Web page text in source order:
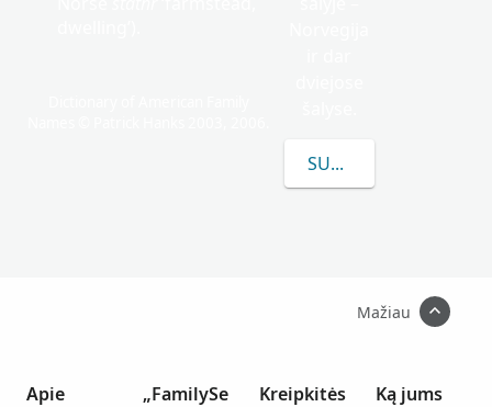
SUŽINOKITE
Mažiau
Apie
„FamilySe
Kreipkitės
Ką jums